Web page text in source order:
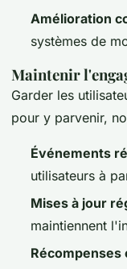
Amélioration
systèmes de
Maintenir
Garder les
pour y parvenir,
Événements
utilisateurs à
Mises à jour
maintiennent
Récompenses